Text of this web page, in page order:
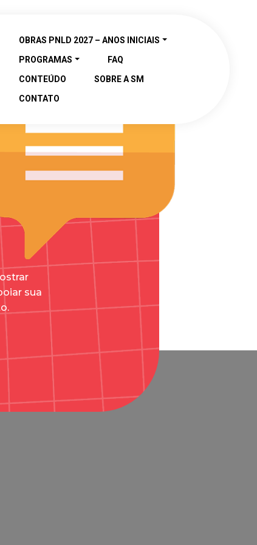
OBRAS PNLD 2027 – ANOS INICIAIS
PROGRAMAS
FAQ
CONTEÚDO
SOBRE A SM
CONTATO
sua